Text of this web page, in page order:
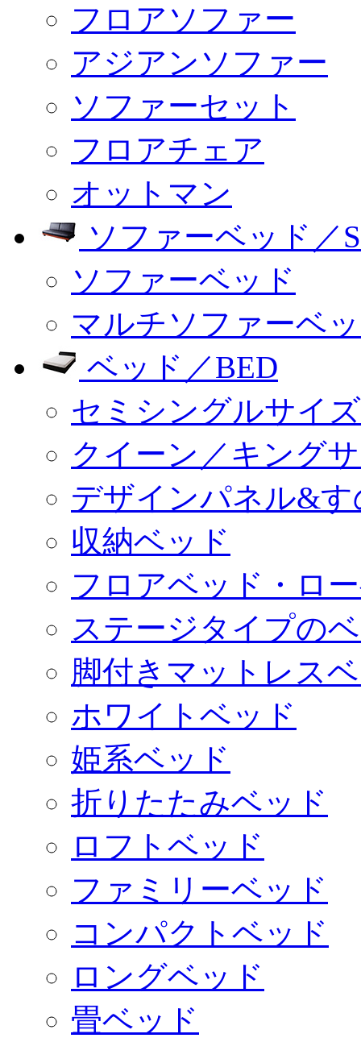
フロアソファー
アジアンソファー
ソファーセット
フロアチェア
オットマン
ソファーベッド／
ソファーベッド
マルチソファーベ
ベッド／BED
セミシングルサイ
クイーン／キング
デザインパネル&
収納ベッド
フロアベッド・ロ
ステージタイプの
脚付きマットレス
ホワイトベッド
姫系ベッド
折りたたみベッド
ロフトベッド
ファミリーベッド
コンパクトベッド
ロングベッド
畳ベッド